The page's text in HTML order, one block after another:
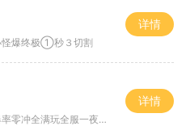
怪爆终极①秒３切割
详情
零冲全满玩全服一夜终极
详情